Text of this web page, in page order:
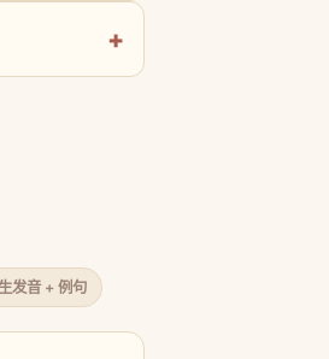
发音 + 例句